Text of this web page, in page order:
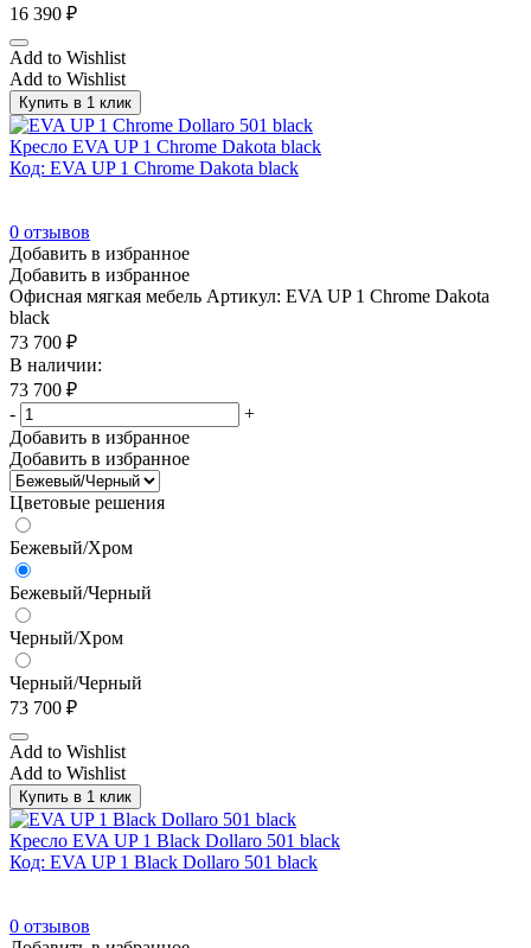
16 390 ₽
Add to Wishlist
Add to Wishlist
Купить в 1 клик
Кресло EVA UP 1 Chrome Dakota black
Код: EVA UP 1 Chrome Dakota black
0 отзывов
Добавить в избранное
Добавить в избранное
Офисная мягкая мебель Артикул: EVA UP 1 Chrome Dakota
black
73 700 ₽
В наличии:
73 700 ₽
-
+
Добавить в избранное
Добавить в избранное
Цветовые решения
Бежевый/Хром
Бежевый/Черный
Черный/Хром
Черный/Черный
73 700 ₽
Add to Wishlist
Add to Wishlist
Купить в 1 клик
Кресло EVA UP 1 Black Dollaro 501 black
Код: EVA UP 1 Black Dollaro 501 black
0 отзывов